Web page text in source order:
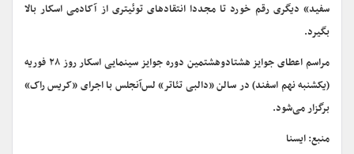
سفید» دیگری رقم خورد تا مجددا انتقادهای توئیتری از آکادمی اسکار بالا
بگیرد.
مراسم اعطای جوایز هشتادوهشتمین دوره جوایز سینمایی اسکار روز ۲۸ فوریه
(یکشنبه نهم اسفند) در سالن «دالبی تئاتر» لس‌آنجلس با اجرای «کریس راک»
برگزار می‌شود.
منبع: ایسنا